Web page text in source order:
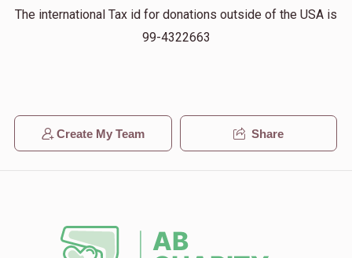
The international Tax id for donations outside of the USA is
99-4322663
Create My Team Share